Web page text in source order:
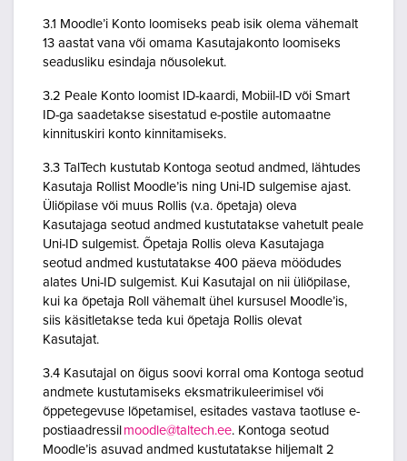
3.1 Moodle’i Konto loomiseks peab isik olema vähemalt
13 aastat vana või omama Kasutajakonto loomiseks
seadusliku esindaja nõusolekut.
3.2 Peale Konto loomist ID-kaardi, Mobiil-ID või Smart
ID-ga saadetakse sisestatud e-postile automaatne
kinnituskiri konto kinnitamiseks.
3.3 TalTech kustutab Kontoga seotud andmed, lähtudes
Kasutaja Rollist Moodle’is ning Uni-ID sulgemise ajast.
Üliõpilase või muus Rollis (v.a. õpetaja) oleva
Kasutajaga seotud andmed kustutatakse vahetult peale
Uni-ID sulgemist. Õpetaja Rollis oleva Kasutajaga
seotud andmed kustutatakse 400 päeva möödudes
alates Uni-ID sulgemist. Kui Kasutajal on nii üliõpilase,
kui ka õpetaja Roll vähemalt ühel kursusel Moodle’is,
siis käsitletakse teda kui õpetaja Rollis olevat
Kasutajat.
3.4 Kasutajal on õigus soovi korral oma Kontoga seotud
andmete kustutamiseks eksmatrikuleerimisel või
õppetegevuse lõpetamisel, esitades vastava taotluse e-
postiaadressil moodle@taltech.ee. Kontoga seotud
Moodle’is asuvad andmed kustutatakse hiljemalt 2